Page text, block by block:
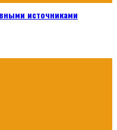
источниками